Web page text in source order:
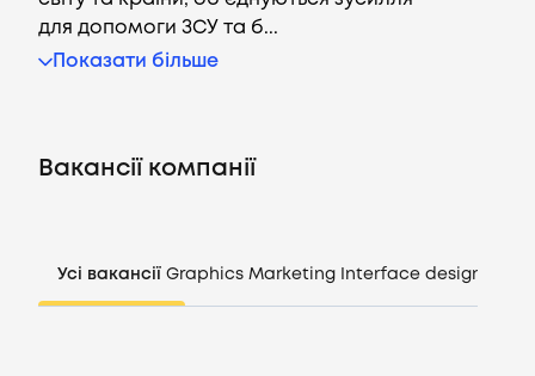
UA
для допомоги ЗСУ та б...
Показати більше
Вакансії компанії
Усі вакансії Graphics Marketing Interface design